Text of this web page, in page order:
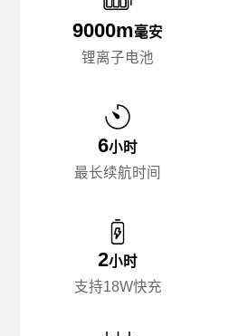
9000m毫安
锂离子电池
6小时
最长续航时间
2小时
支持18W快充